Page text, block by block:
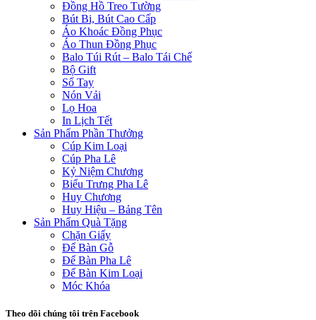
Đồng Hồ Treo Tường
Bút Bi, Bút Cao Cấp
Áo Khoác Đồng Phục
Áo Thun Đồng Phục
Balo Túi Rút – Balo Tái Chế
Bộ Gift
Sổ Tay
Nón Vải
Lọ Hoa
In Lịch Tết
Sản Phẩm Phần Thưởng
Cúp Kim Loại
Cúp Pha Lê
Kỷ Niệm Chương
Biểu Trưng Pha Lê
Huy Chương
Huy Hiệu – Bảng Tên
Sản Phẩm Quà Tặng
Chặn Giấy
Để Bàn Gỗ
Để Bàn Pha Lê
Để Bàn Kim Loại
Móc Khóa
Theo dõi chúng tôi trên Facebook